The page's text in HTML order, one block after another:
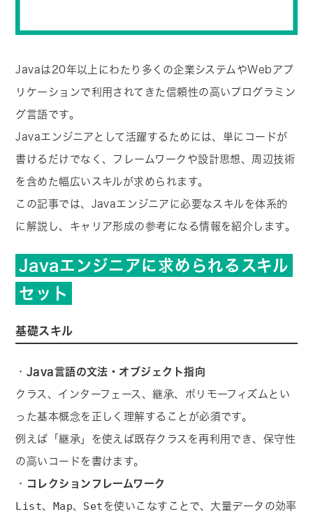
Javaは20年以上にわたり多くの企業システムやWebアプ
リケーションで利用されてきた信頼性の高いプログラミン
グ言語です。
Javaエンジニアとして活躍するためには、単にコードが
書けるだけでなく、フレームワークや設計思想、周辺技術
を含めた幅広いスキルが求められます。
この記事では、Javaエンジニアに必要なスキルを体系的
に解説し、キャリア形成の参考になる情報を紹介します。
Javaエンジニアに求められるスキル
セット
基礎スキル
・ Java言語の文法・オブジェクト指向
クラス、インターフェース、継承、ポリモーフィズムとい
った基本概念を正しく理解することが必須です。
例えば「継承」を使えば既存クラスを再利用でき、保守性
の高いコードを書けます。
・ コレクションフレームワーク
List、 Map、 Set を使いこなすことで、大量データの効率